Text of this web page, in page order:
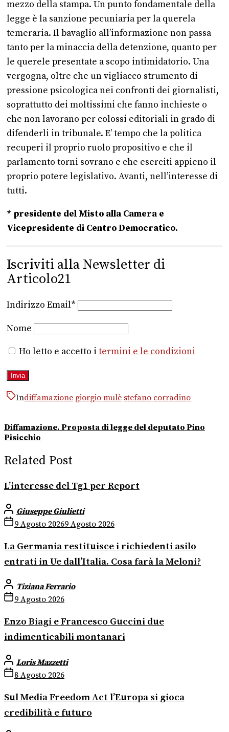
mezzo della stampa. Un punto fondamentale della
legge è la sanzione pecuniaria per la querela
temeraria. Il bavaglio all’informazione non passa
tanto per la minaccia della detenzione, quanto per
le querele presentate a scopo intimidatorio. Una
vergogna, oltre che un vigliacco strumento di
pressione psicologica nei confronti dei giornalisti,
soprattutto dei moltissimi che fanno inchieste o
che non lavorano per colossi editoriali in grado di
difenderli in tribunale. E’ tempo che la politica
recuperi il proprio ruolo propositivo e che il
parlamento torni sovrano e che eserciti appieno il
proprio potere legislativo. Avanti, nell’interesse di
tutti.
* presidente del Misto alla Camera e
Vicepresidente di Centro Democratico.
Iscriviti alla Newsletter di
Articolo21
Indirizzo Email*
Nome
Ho letto e accetto i termini e le condizioni
Indiffamazione giorgio mulè stefano corradino
Diffamazione. Proposta di legge del deputato Pino
Pisicchio
Related Post
L’interesse del Tg1 per Report
Giuseppe Giulietti
9 Agosto 20269 Agosto 2026
La Germania restituisce i richiedenti asilo
entrati in Ue dall’Italia. Cosa farà la Meloni?
Tiziana Ferrario
9 Agosto 2026
Enzo Biagi e Francesco Guccini due
indimenticabili montanari
Loris Mazzetti
8 Agosto 2026
Sul Media Freedom Act l’Europa si gioca
credibilità e futuro